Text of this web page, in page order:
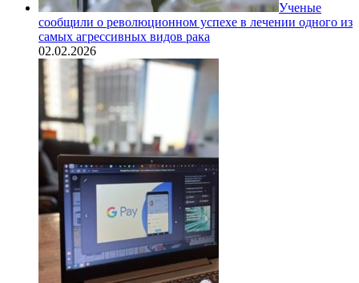
Ученые
сообщили о революционном успехе в лечении одного из
самых агрессивных видов рака
02.02.2026